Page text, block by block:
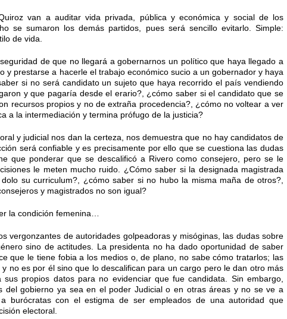
van a auditar vida privada, pública y económica y social de los
se sumaron los demás partidos, pues será sencillo evitarlo. Simple:
de vida.
de que no llegará a gobernarnos un político que haya llegado a
y prestarse a hacerle el trabajo económico sucio a un gobernador y haya
si no será candidato un sujeto que haya recorrido el país vendiendo
y que pagaría desde el erario?, ¿cómo saber si el candidato que se
recursos propios y no de extraña procedencia?, ¿cómo no voltear a ver
a la intermediación y termina prófugo de la justicia?
y judicial nos dan la certeza, nos demuestra que no hay candidatos de
será confiable y es precisamente por ello que se cuestiona las dudas
que ponderar que se descalificó a Rivero como consejero, pero se le
le meten mucho ruido. ¿Cómo saber si la designada magistrada
su curriculum?, ¿cómo saber si no hubo la misma maña de otros?,
y magistrados no son igual?
la condición femenina…
vergonzantes de autoridades golpeadoras y misóginas, las dudas sobre
sino de actitudes. La presidenta no ha dado oportunidad de saber
que le tiene fobia a los medios o, de plano, no sabe cómo tratarlos; las
no es por él sino que lo descalifican para un cargo pero le dan otro más
sus propios datos para no evidenciar que fue candidata. Sin embargo,
del gobierno ya sea en el poder Judicial o en otras áreas y no se ve a
burócratas con el estigma de ser empleados de una autoridad que
electoral.